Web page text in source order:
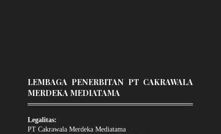
LEMBAGA PENERBITAN PT CAKRAWALA
MERDEKA MEDIATAMA
Legalitas:
PT Cakrawala Merdeka Mediatama